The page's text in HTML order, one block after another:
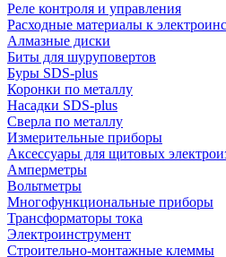
Реле контроля и управления
Расходные материалы к
Алмазные диски
Биты для шуруповертов
Буры SDS-plus
Коронки по металлу
Насадки SDS-plus
Сверла по металлу
Измерительные приборы
Аксессуары для щитовых
Амперметры
Вольтметры
Многофункциональные приборы
Трансформаторы тока
Электроинструмент
Строительно-монтажные клеммы